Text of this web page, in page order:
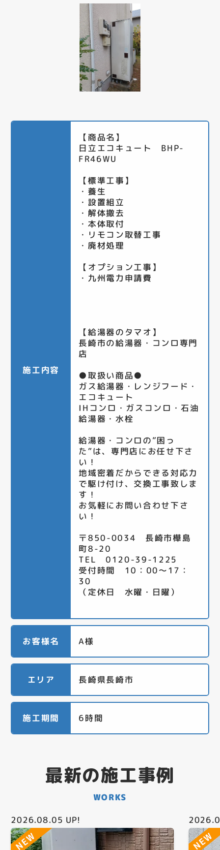
施工内容
【商品名】
日立エコキュート BHP-
FR46WU
【標準工事】
・養生
・設置組立
・解体撤去
・本体取付
・リモコン取替工事
・廃材処理
【オプション工事】
・九州電力申請費
【給湯器のタマオ】
長崎市の給湯器・コンロ専門
店
●取扱い商品●
ガス給湯器・レンジフード・
エコキュート
IHコンロ・ガスコンロ・石油
給湯器・水栓
給湯器・コンロの”困っ
た”は、専門店にお任せ下さ
い！
地域密着だからできる対応力
で駆け付け、交換工事致しま
す！
お気軽にお問い合わせ下さ
い！
〒850-0034 長崎市樺島
町8-20
TEL 0120-39-1225
受付時間 10：00～17：
30
（定休日 水曜・日曜）
お客様名 A様
エリア 長崎県長崎市
施工期間 6時間
最新の施工事例
WORKS
2026.08.05 UP!